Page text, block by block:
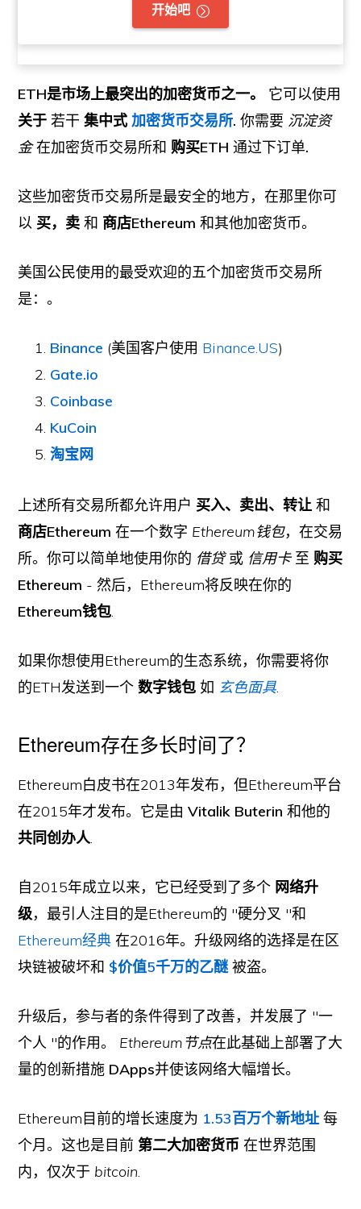
开始吧
ETH是市场上最突出的加密货币之一。 它可以使用
关于 若干集中式加密货币交易所.你需要 沉淀资
金在加密货币交易所和 购买ETH 通过下订单.
这些加密货币交易所是最安全的地方，在那里你可
以 买，卖 和 商店Ethereum和其他加密货币。
美国公民使用的最受欢迎的五个加密货币交易所
是：。
Binance (美国客户使用 Binance.US)
Gate.io
Coinbase
KuCoin
淘宝网
上述所有交易所都允许用户 买入、卖出、转让 和
商店Ethereum 在一个数字 Ethereum钱包，在交易
所。你可以简单地使用你的 借贷或 信用卡至 购买
Ethereum - 然后，Ethereum将反映在你的
Ethereum钱包.
如果你想使用Ethereum的生态系统，你需要将你
的ETH发送到一个数字钱包 如 玄色面具.
Ethereum存在多长时间了？
Ethereum白皮书在2013年发布，但Ethereum平台
在2015年才发布。它是由Vitalik Buterin 和他的
共同创办人.
自2015年成立以来，它已经受到了多个 网络升
级，最引人注目的是Ethereum的 "硬分叉 "和
Ethereum经典 在2016年。升级网络的选择是在区
块链被破坏和 $价值5千万的乙醚被盗。
升级后，参与者的条件得到了改善，并发展了 "一
个人 "的作用。 Ethereum节点在此基础上部署了大
量的创新措施 DApps并使该网络大幅增长。
Ethereum目前的增长速度为 1.53百万个新地址 每
个月。这也是目前第二大加密货币 在世界范围
内，仅次于 bitcoin.